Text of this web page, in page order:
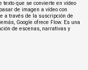
texto que se convierte en vídeo
de imagen a vídeo con
a través de la suscripción de
Google ofrece Flow. Es una
de escenas, narrativas y